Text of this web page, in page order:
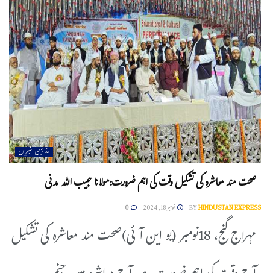
مذہبی خبریں
صحت مند معاشرہ کی تشکیل وقت کی اہم ضرورت:مولانا حبیب اللہ مدنی
BYHINDUSTAN EXPRESS نومبر 18, 2024 0
مہراج گنج، 18نومبر (یو این آئی)صحت مند معاشرہ کی تشکیل